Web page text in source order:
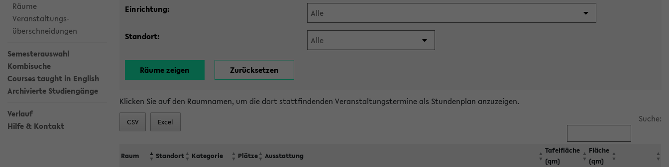
Räume
Veranstaltungs-
überschneidungen
Semesterauswahl
Kombisuche
Courses taught in English
Archivierte Studiengänge
Verlauf
Hilfe & Kontakt
Einrichtung:
Standort:
Klicken Sie auf den Raumnamen, um die dort stattfindenden Veranstaltungstermine als Stundenplan anzuzeigen.
CSV Excel Suche:
Raum Standort Kategorie Plätze Ausstattung
Tafelfläche
(qm)
Fläche
(qm)